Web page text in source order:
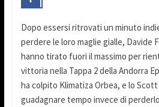
Dopo essersi ritrovati un minuto
perdere le loro maglie gialle, Davide
hanno tirato fuori il massimo per
vittoria nella Tappa 2 della Andorra
ha colpito Klimatiza Orbea, e lo
guadagnare tempo invece di